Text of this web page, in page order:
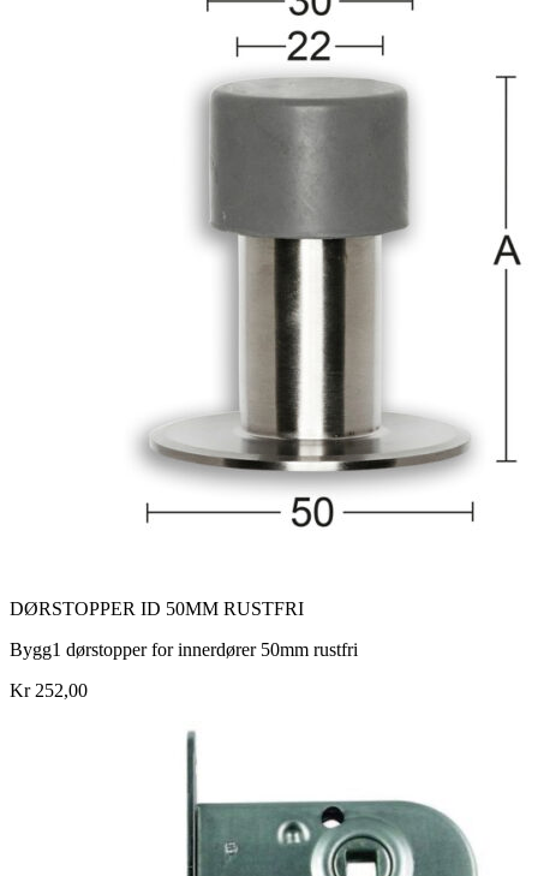
DØRSTOPPER ID 50MM RUSTFRI
Bygg1 dørstopper for innerdører 50mm rustfri
Kr 252,00